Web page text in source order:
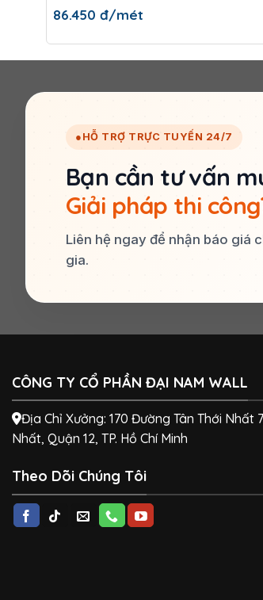
86.450 đ/mét
● HỖ TRỢ TRỰC TUYẾN 24/7
Bạn cần tư vấn
Giải pháp thi
Liên hệ ngay để nhận báo giá
gia.
CÔNG TY CỔ PHẦN ĐẠI NAM WALL
Địa Chỉ Xưởng: 170 Đường Tân Thới Nhất
Nhất, Quận 12, TP. Hồ Chí Minh
Theo Dõi Chúng Tôi